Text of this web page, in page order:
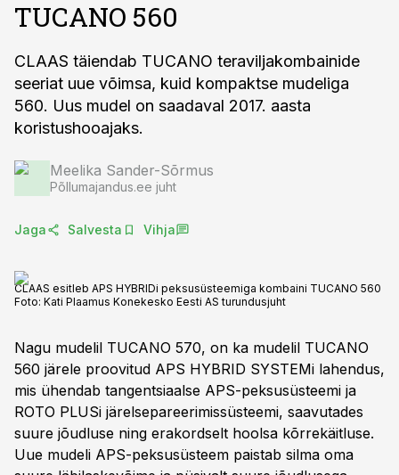
TUCANO 560
CLAAS täiendab TUCANO teraviljakombainide
seeriat uue võimsa, kuid kompaktse mudeliga
560. Uus mudel on saadaval 2017. aasta
Meelika Sander-Sõrmus
Põllumajandus.ee juht
Jaga Salvesta Vihja
CLAAS esitleb APS HYBRIDi peksusüsteemiga kombaini TUCANO 560
Foto: Kati Plaamus Konekesko Eesti AS turundusjuht
Nagu mudelil TUCANO 570, on ka mudelil TUCANO
560 järele proovitud APS HYBRID SYSTEMi lahendus,
mis ühendab tangentsiaalse APS-peksusüsteemi ja
ROTO PLUSi järelsepareerimissüsteemi, saavutades
suure jõudluse ning erakordselt hoolsa kõrrekäitluse.
Uue mudeli APS-peksusüsteem paistab silma oma